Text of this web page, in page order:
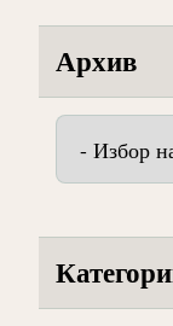
Архив
Архив